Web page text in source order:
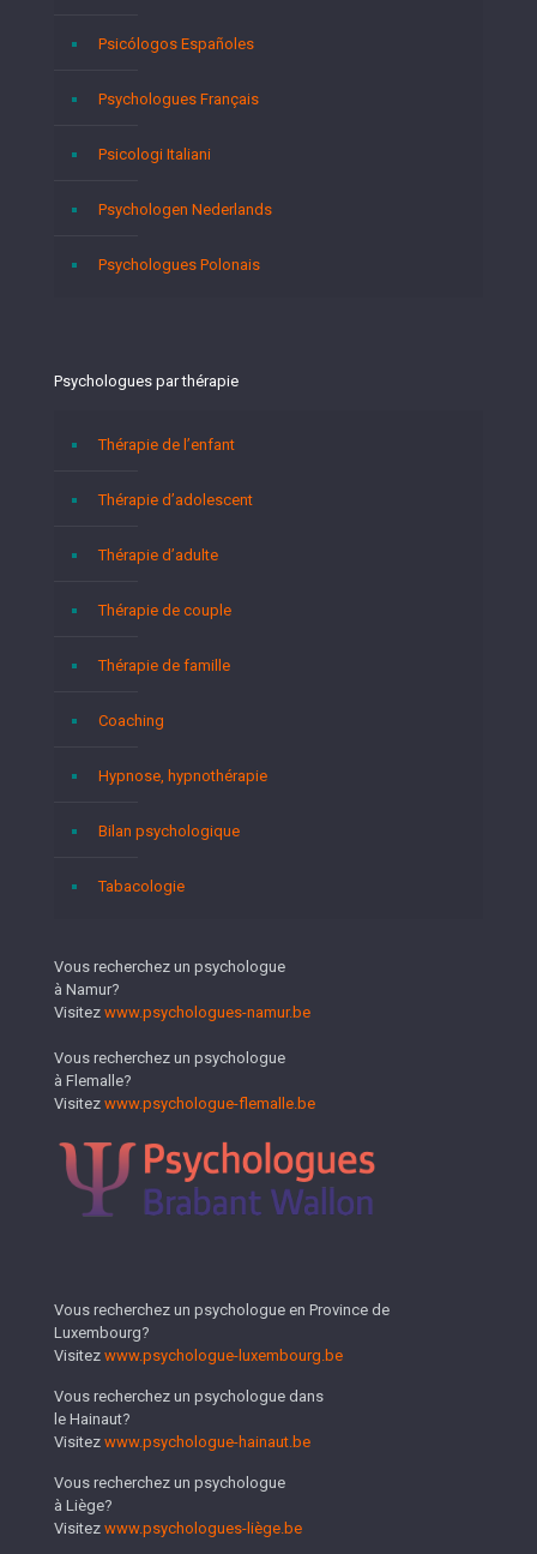
Psicólogos Españoles
Psychologues Français
Psicologi Italiani
Psychologen Nederlands
Psychologues Polonais
Psychologues par thérapie
Thérapie de l’enfant
Thérapie d’adolescent
Thérapie d’adulte
Thérapie de couple
Thérapie de famille
Coaching
Hypnose, hypnothérapie
Bilan psychologique
Tabacologie
Vous recherchez un psychologue
à Namur?
Visitez www.psychologues-namur.be
Vous recherchez un psychologue
à Flemalle?
Visitez www.psychologue-flemalle.be
Vous recherchez un psychologue en Province de
Luxembourg?
Visitez www.psychologue-luxembourg.be
Vous recherchez un psychologue dans
le Hainaut?
Visitez www.psychologue-hainaut.be
Vous recherchez un psychologue
à Liège?
Visitez www.psychologues-liège.be